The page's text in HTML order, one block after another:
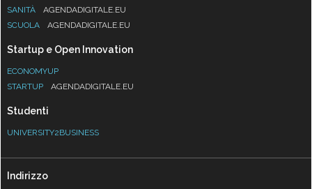
SANITÀ
AGENDADIGITALE.EU
SCUOLA
AGENDADIGITALE.EU
Startup e Open Innovation
ECONOMYUP
STARTUP
AGENDADIGITALE.EU
Studenti
UNIVERSITY2BUSINESS
Indirizzo